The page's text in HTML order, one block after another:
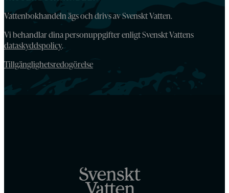
Vattenbokhandeln ägs och drivs av Svenskt Vatten.
Vi behandlar dina personuppgifter enligt Svenskt Vattens
dataskyddspolicy.
Tillgänglighetsredogörelse